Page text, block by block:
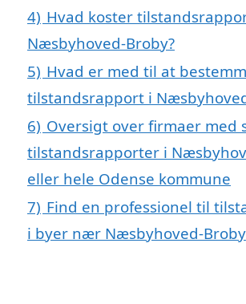
4) Hvad koster
Næsbyhoved-Broby?
5) Hvad er med til at
tilstandsrapport i
6) Oversigt over firmaer med
tilstandsrapporter i
eller hele Odense kommune
7) Find en professionel til
i byer nær Næsbyhoved-Broby